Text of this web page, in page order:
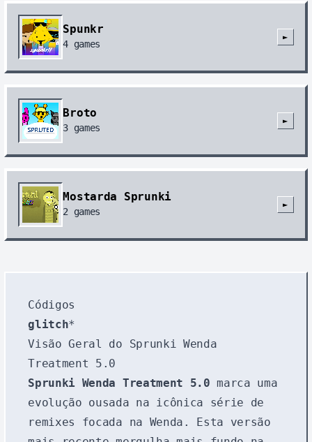
Spunkr
4 games
►
Broto
3 games
►
Mostarda Sprunki
2 games
►
Códigos
glitch*
Visão Geral do Sprunki Wenda
Treatment 5.0
Sprunki Wenda Treatment 5.0 marca uma
evolução ousada na icônica série de
remixes focada na Wenda. Esta versão